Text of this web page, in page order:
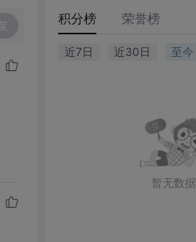
积分榜 荣誉榜
近7日 近30日 至今
暂无数据